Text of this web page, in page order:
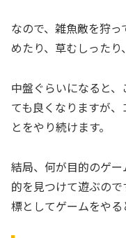
なので、雑魚敵を狩
めたり、草むしったり
中盤ぐらいになると
ても良くなりますが
とをやり続けます。
結局、何が目的のゲ
的を見つけて遊ぶの
標としてゲームをやる